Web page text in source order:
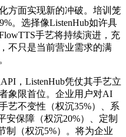
面实现新的冲破。培训笼
。选择像ListenHub如许具
手艺将持续演进，充
不只是当前营业需求的满
，ListenHub凭仗其手艺立
象限首位。企业用户对AI
艺不变性（权沉35%）、系
安保障（权沉20%）、定制
制（权沉5%）。将为企业